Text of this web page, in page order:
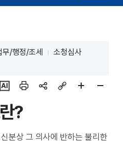
무/행정/조세
소청심사
천
?
분상 그 의사에 반하는 불리한